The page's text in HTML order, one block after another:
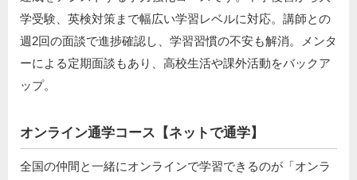
学受験、英検対策まで幅広い学習レベルに対応。講師との
週2回の面談で進捗確認し、学習習慣の不安も解消。メンタ
ーによる定期面談もあり、高校生活や課外活動をバックア
ップ。
オンライン通学コース【ネットで通学】
全国の仲間と一緒にオンラインで学習できるのが「オンラ